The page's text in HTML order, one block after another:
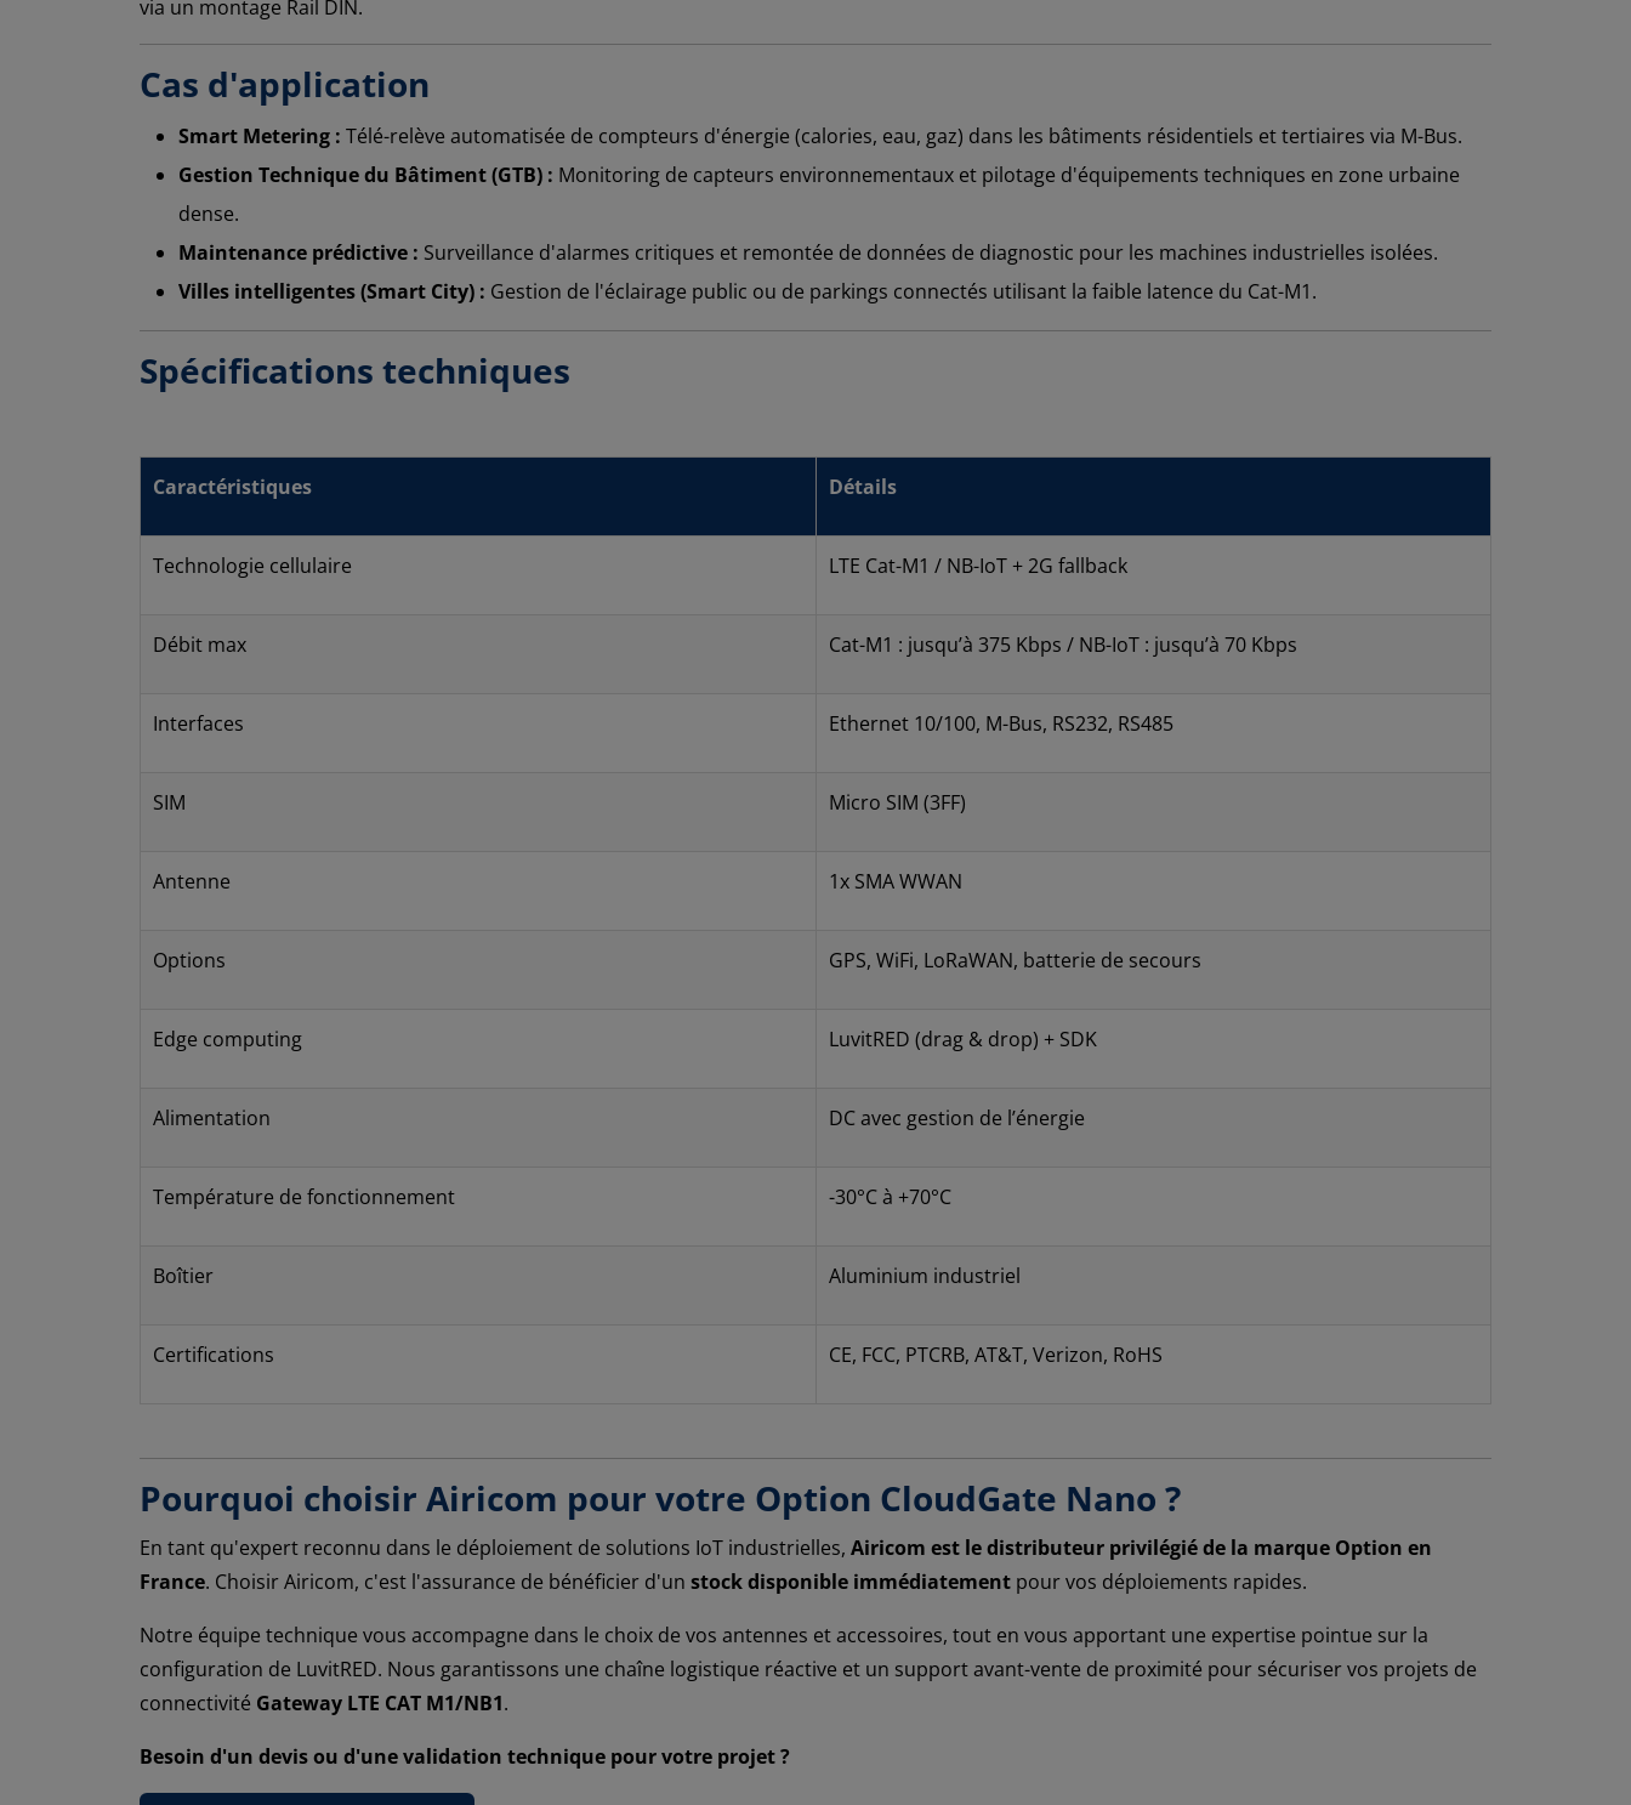
via un montage Rail DIN.
Cas d'application
Smart Metering : Télé-relève automatisée de compteurs d'énergie (calories, eau, gaz) dans les bâtiments résidentiels et tertiaires via M-Bus.
Gestion Technique du Bâtiment (GTB) : Monitoring de capteurs environnementaux et pilotage d'équipements techniques en zone urbaine
dense.
Maintenance prédictive : Surveillance d'alarmes critiques et remontée de données de diagnostic pour les machines industrielles isolées.
Villes intelligentes (Smart City) : Gestion de l'éclairage public ou de parkings connectés utilisant la faible latence du Cat-M1.
Spécifications techniques
Caractéristiques Détails
Technologie cellulaire LTE Cat-M1 / NB-IoT + 2G fallback
Débit max Cat-M1 : jusqu’à 375 Kbps / NB-IoT : jusqu’à 70 Kbps
Interfaces Ethernet 10/100, M-Bus, RS232, RS485
SIM Micro SIM (3FF)
Antenne 1x SMA WWAN
Options GPS, WiFi, LoRaWAN, batterie de secours
Edge computing LuvitRED (drag & drop) + SDK
Alimentation DC avec gestion de l’énergie
Température de fonctionnement -30°C à +70°C
Boîtier Aluminium industriel
Certifications CE, FCC, PTCRB, AT&T, Verizon, RoHS
Pourquoi choisir Airicom pour votre Option CloudGate Nano ?
En tant qu'expert reconnu dans le déploiement de solutions IoT industrielles, Airicom est le distributeur privilégié de la marque Option en
France. Choisir Airicom, c'est l'assurance de bénéficier d'un stock disponible immédiatement pour vos déploiements rapides.
Notre équipe technique vous accompagne dans le choix de vos antennes et accessoires, tout en vous apportant une expertise pointue sur la
configuration de LuvitRED. Nous garantissons une chaîne logistique réactive et un support avant-vente de proximité pour sécuriser vos projets de
connectivité Gateway LTE CAT M1/NB1.
Besoin d'un devis ou d'une validation technique pour votre projet ?